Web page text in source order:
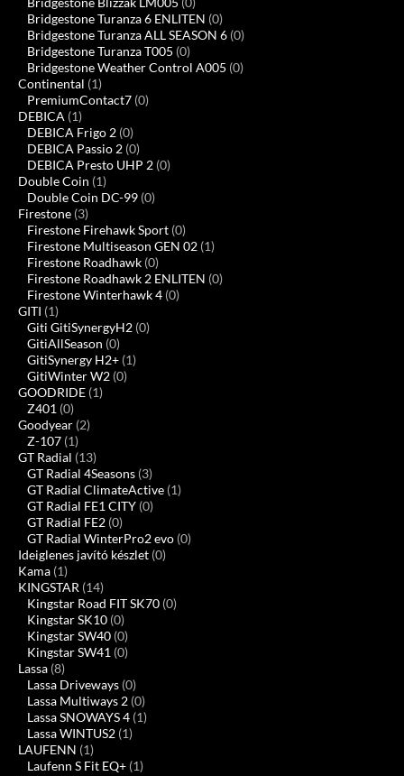
Bridgestone Turanza 6 ENLITEN (0)
Bridgestone Turanza ALL SEASON 6 (0)
Bridgestone Turanza T005 (0)
Bridgestone Weather Control A005 (0)
Continental (1)
PremiumContact7 (0)
DEBICA (1)
DEBICA Frigo 2 (0)
DEBICA Passio 2 (0)
DEBICA Presto UHP 2 (0)
Double Coin (1)
Double Coin DC-99 (0)
Firestone (3)
Firestone Firehawk Sport (0)
Firestone Multiseason GEN 02 (1)
Firestone Roadhawk (0)
Firestone Roadhawk 2 ENLITEN (0)
Firestone Winterhawk 4 (0)
GITI (1)
Giti GitiSynergyH2 (0)
GitiAllSeason (0)
GitiSynergy H2+ (1)
GitiWinter W2 (0)
GOODRIDE (1)
Z401 (0)
Goodyear (2)
Z-107 (1)
GT Radial (13)
GT Radial 4Seasons (3)
GT Radial ClimateActive (1)
GT Radial FE1 CITY (0)
GT Radial FE2 (0)
GT Radial WinterPro2 evo (0)
Ideiglenes javító készlet (0)
Kama (1)
KINGSTAR (14)
Kingstar Road FIT SK70 (0)
Kingstar SK10 (0)
Kingstar SW40 (0)
Kingstar SW41 (0)
Lassa (8)
Lassa Driveways (0)
Lassa Multiways 2 (0)
Lassa SNOWAYS 4 (1)
Lassa WINTUS2 (1)
LAUFENN (1)
Laufenn S Fit EQ+ (1)